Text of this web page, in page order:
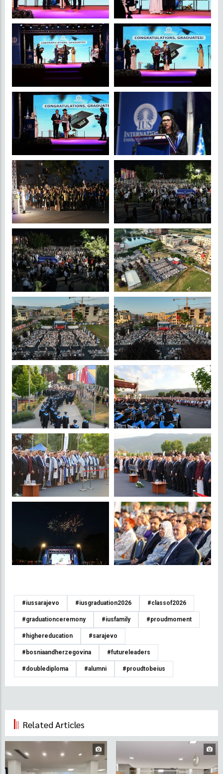
#iussarajevo #iusgraduation2026 #classof2026
#graduationceremony #iusfamily #proudmoment
#highereducation #sarajevo
#bosniaandherzegovina #futureleaders
#doublediploma #alumni #proudtobeius
Related Articles